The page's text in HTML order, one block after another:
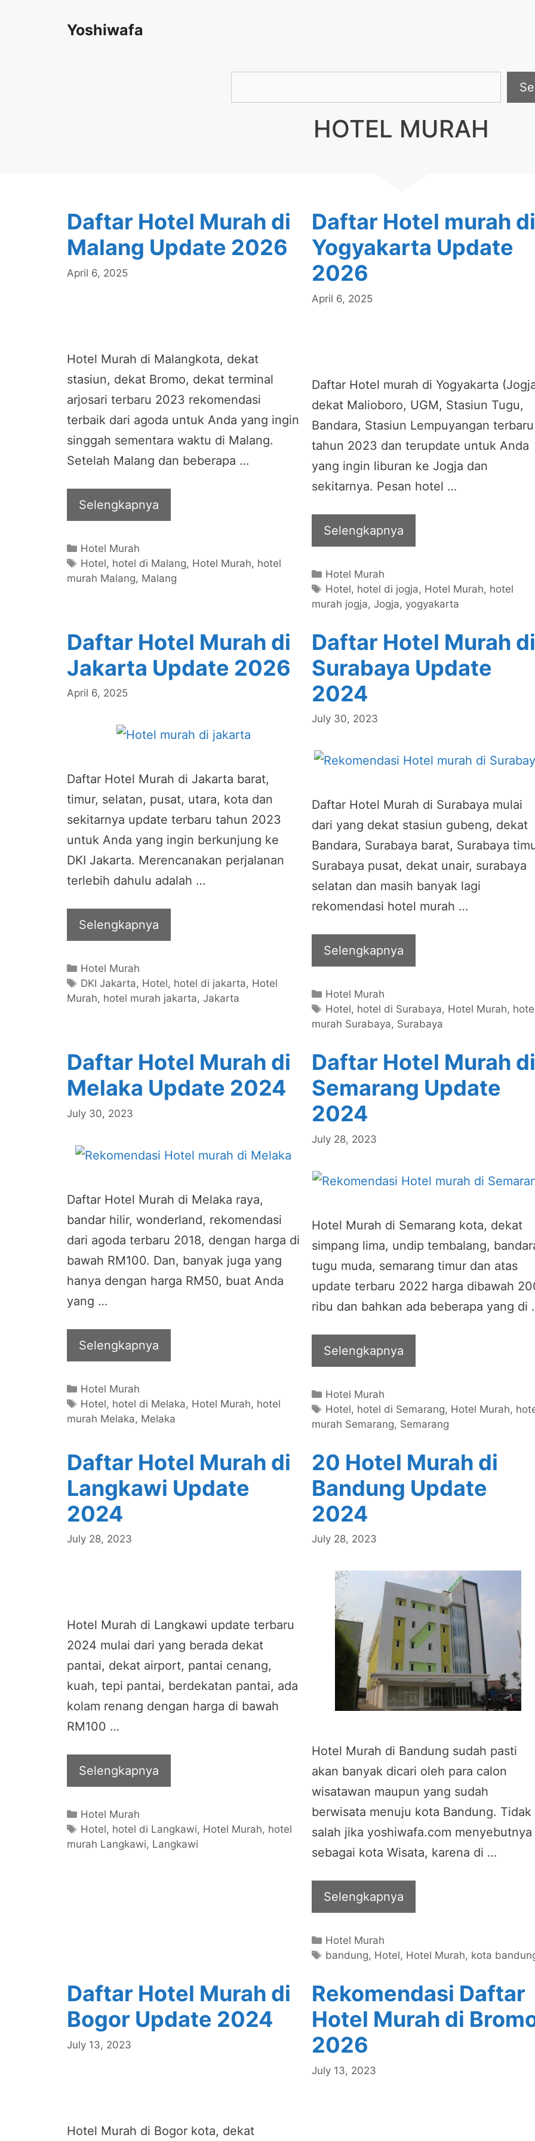
Yoshiwafa
HOTEL MURAH
Daftar Hotel Murah di
Malang Update 2026
April 6, 2025
Hotel Murah di Malangkota, dekat
stasiun, dekat Bromo, dekat terminal
arjosari terbaru 2023 rekomendasi
terbaik dari agoda untuk Anda yang ingin
singgah sementara waktu di Malang.
Setelah Malang dan beberapa …
Selengkapnya
Categories
Hotel Murah
Tags
Hotel, hotel di Malang, Hotel Murah, hotel
murah Malang, Malang
Daftar Hotel murah di
Yogyakarta Update
2026
April 6, 2025
Daftar Hotel murah di Yogyakarta
dekat Malioboro, UGM, Stasiun Tugu,
Bandara, Stasiun Lempuyangan terbaru
tahun 2023 dan terupdate untuk Anda
yang ingin liburan ke Jogja dan
sekitarnya. Pesan hotel …
Selengkapnya
Categories
Hotel Murah
Tags
Hotel, hotel di jogja, Hotel Murah, hotel
murah jogja, Jogja, yogyakarta
Daftar Hotel Murah di
Jakarta Update 2026
April 6, 2025
Daftar Hotel Murah di Jakarta barat,
timur, selatan, pusat, utara, kota dan
sekitarnya update terbaru tahun 2023
untuk Anda yang ingin berkunjung ke
DKI Jakarta. Merencanakan perjalanan
terlebih dahulu adalah …
Selengkapnya
Categories
Hotel Murah
Tags
DKI Jakarta, Hotel, hotel di jakarta, Hotel
Murah, hotel murah jakarta, Jakarta
Daftar Hotel Murah di
Surabaya Update
2024
July 30, 2023
Daftar Hotel Murah di Surabaya mulai
dari yang dekat stasiun gubeng, dekat
Bandara, Surabaya barat, Surabaya
Surabaya pusat, dekat unair, surabaya
selatan dan masih banyak lagi
rekomendasi hotel murah …
Selengkapnya
Categories
Hotel Murah
Tags
Hotel, hotel di Surabaya, Hotel Murah,
murah Surabaya, Surabaya
Daftar Hotel Murah di
Melaka Update 2024
July 30, 2023
Daftar Hotel Murah di Melaka raya,
bandar hilir, wonderland, rekomendasi
dari agoda terbaru 2018, dengan harga di
bawah RM100. Dan, banyak juga yang
hanya dengan harga RM50, buat Anda
yang …
Selengkapnya
Categories
Hotel Murah
Tags
Hotel, hotel di Melaka, Hotel Murah, hotel
murah Melaka, Melaka
Daftar Hotel Murah di
Semarang Update
2024
July 28, 2023
Hotel Murah di Semarang kota, dekat
simpang lima, undip tembalang,
tugu muda, semarang timur dan atas
update terbaru 2022 harga dibawah
ribu dan bahkan ada beberapa yang di
Selengkapnya
Categories
Hotel Murah
Tags
Hotel, hotel di Semarang, Hotel Murah,
murah Semarang, Semarang
Daftar Hotel Murah di
Langkawi Update
2024
July 28, 2023
Hotel Murah di Langkawi update terbaru
2024 mulai dari yang berada dekat
pantai, dekat airport, pantai cenang,
kuah, tepi pantai, berdekatan pantai, ada
kolam renang dengan harga di bawah
RM100 …
Selengkapnya
Categories
Hotel Murah
Tags
Hotel, hotel di Langkawi, Hotel Murah, hotel
murah Langkawi, Langkawi
20 Hotel Murah di
Bandung Update
2024
July 28, 2023
Hotel Murah di Bandung sudah pasti
akan banyak dicari oleh para calon
wisatawan maupun yang sudah
berwisata menuju kota Bandung. Tidak
salah jika yoshiwafa.com menyebutnya
sebagai kota Wisata, karena di …
Selengkapnya
Categories
Hotel Murah
Tags
bandung, Hotel, Hotel Murah, kota
Daftar Hotel Murah di
Bogor Update 2024
July 13, 2023
Hotel Murah di Bogor kota, dekat
Rekomendasi Daftar
Hotel Murah di
2026
July 13, 2023